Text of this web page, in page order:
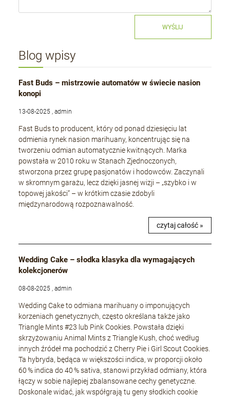
WYŚLIJ
Blog wpisy
Fast Buds – mistrzowie automatów w świecie nasion
konopi
13-08-2025 , admin
Fast Buds to producent, który od ponad dziesięciu lat
odmienia rynek nasion marihuany, koncentrując się na
tworzeniu odmian automatycznie kwitnących. Marka
powstała w 2010 roku w Stanach Zjednoczonych,
stworzona przez grupę pasjonatów i hodowców. Zaczynali
w skromnym garażu, lecz dzięki jasnej wizji – „szybko i w
topowej jakości” – w krótkim czasie zdobyli
międzynarodową rozpoznawalność.
czytaj całość »
Wedding Cake – słodka klasyka dla wymagających
kolekcjonerów
08-08-2025 , admin
Wedding Cake to odmiana marihuany o imponujących
korzeniach genetycznych, często określana także jako
Triangle Mints #23 lub Pink Cookies. Powstała dzięki
skrzyżowaniu Animal Mints z Triangle Kush, choć według
innych źródeł ma pochodzić z Cherry Pie i Girl Scout Cookies.
Ta hybryda, będąca w większości indica, w proporcji około
60 % indica do 40 % sativa, stanowi przykład odmiany, która
łączy w sobie najlepiej zbalansowane cechy genetyczne.
Doskonale widać, jak współgrają tu geny słodkich cookie